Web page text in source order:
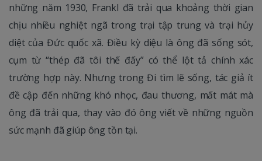
những năm 1930, Frankl đã trải qua khoảng thời gian
chịu nhiều nghiệt ngã trong trại tập trung và trại hủy
diệt của Đức quốc xã. Điều kỳ diệu là ông đã sống sót,
cụm từ “thép đã tôi thế đấy” có thể lột tả chính xác
trường hợp này. Nhưng trong Đi tìm lẽ sống, tác giả ít
đề cập đến những khó nhọc, đau thương, mất mát mà
ông đã trải qua, thay vào đó ông viết về những nguồn
sức mạnh đã giúp ông tồn tại.